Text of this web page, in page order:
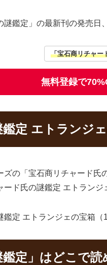
鑑定」の最新刊の発売日
「宝石商リチャー
無料登録で
鑑定 エトランジ
の「宝石商リチャード
ド氏の謎鑑定 エトランジ
定 エトランジェの宝箱
鑑定」はどこで